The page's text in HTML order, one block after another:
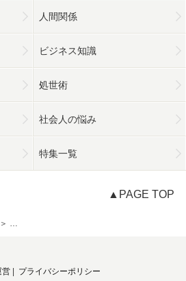
人間関係
ビジネス知識
処世術
社会人の悩み
特集一覧
▲PAGE TOP
＞
営 | プライバシーポリシー